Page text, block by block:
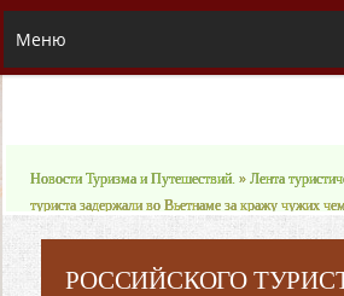
Меню
Новости Туризма и Путешествий. »Лента
туриста задержали во Вьетнаме за кражу чужих
«Новости Туризма»
РОССИЙСКОГО